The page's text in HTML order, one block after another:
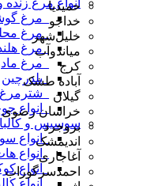
انواع مرغ
_مرغ
_مرغ
_مرغ
_مرغ
_بلدرچین
_انواع
سوسیس و
_انواع
_انواع
_انواع
حمیدیا
خداجو
خلیل‌شهر
میاندوآب
کرج
آباده طشک
گیلان
خراسان رضوی
بروجرد
اندیمشک
آغاجاری
احمدسرگوراب